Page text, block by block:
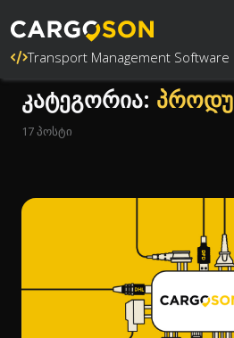
Transport Management Software
კატეგორია:
17 პოსტი